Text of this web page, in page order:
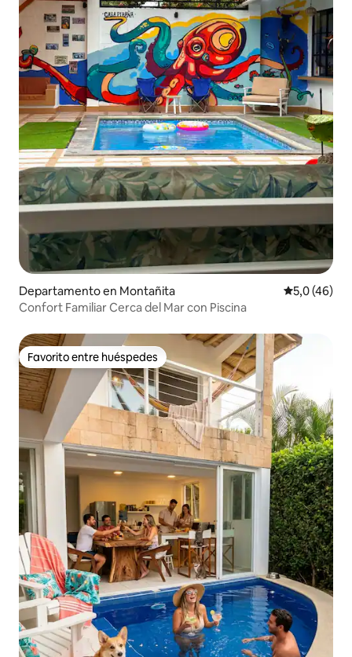
Departamento en Montañita Calificación
5,0 (46)
Confort Familiar Cerca del Mar con Piscina
Favorito entre huéspedes
Favorito entre huéspedes